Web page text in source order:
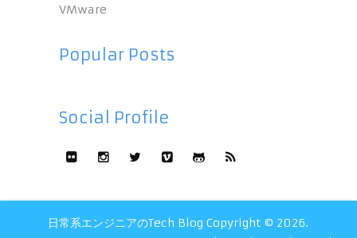
VMware
Popular Posts
Social Profile
日常系エンジニアのTech Blog Copyright © 2026.